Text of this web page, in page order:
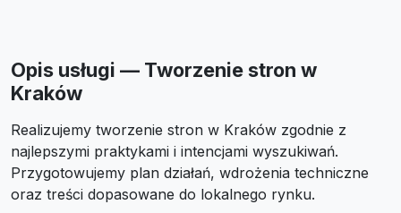
Opis usługi — Tworzenie stron w
Kraków
Realizujemy tworzenie stron w Kraków zgodnie z
najlepszymi praktykami i intencjami wyszukiwań.
Przygotowujemy plan działań, wdrożenia techniczne
oraz treści dopasowane do lokalnego rynku.